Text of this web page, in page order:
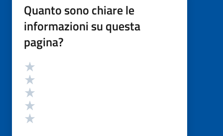
Quanto sono chiare le
informazioni su questa
pagina?
Valutazione